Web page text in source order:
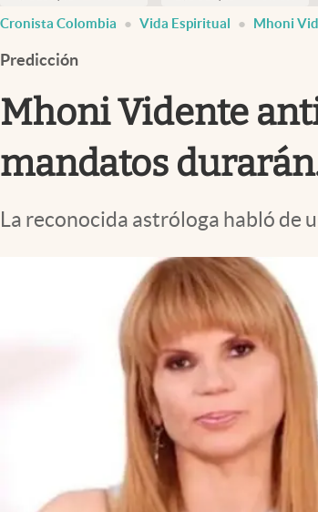
Dólar y mercados
Curiosidades
Cronista Colombia Vida Espiritual Mhoni
Predicción
Mhoni Vidente
mandatos
La reconocida astróloga habló de